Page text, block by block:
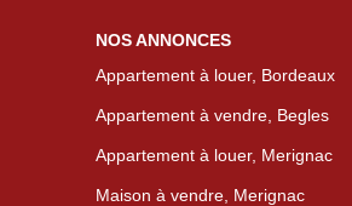
NOS ANNONCES
Appartement à louer, Bordeaux
Appartement à vendre, Begles
Appartement à louer, Merignac
Maison à vendre, Merignac